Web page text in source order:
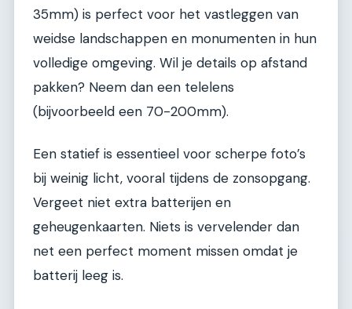
35mm) is perfect voor het vastleggen van
weidse landschappen en monumenten in hun
volledige omgeving. Wil je details op afstand
pakken? Neem dan een telelens
(bijvoorbeeld een 70-200mm).
Een statief is essentieel voor scherpe foto’s
bij weinig licht, vooral tijdens de zonsopgang.
Vergeet niet extra batterijen en
geheugenkaarten. Niets is vervelender dan
net een perfect moment missen omdat je
batterij leeg is.